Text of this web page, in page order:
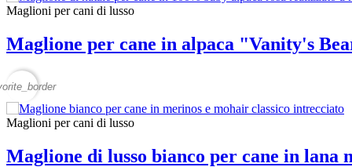
Maglioni per cani di lusso
Maglione per cane in alpaca "Vanity's
Maglioni per cani di lusso
Maglione di lusso bianco per cane in